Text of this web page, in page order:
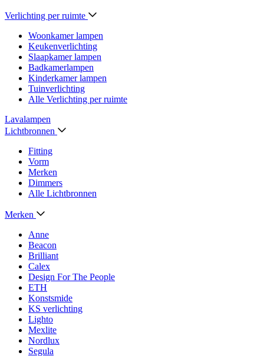
Verlichting per ruimte
Woonkamer lampen
Keukenverlichting
Slaapkamer lampen
Badkamerlampen
Kinderkamer lampen
Tuinverlichting
Alle Verlichting per ruimte
Lavalampen
Lichtbronnen
Fitting
Vorm
Merken
Dimmers
Alle Lichtbronnen
Merken
Anne
Beacon
Brilliant
Calex
Design For The People
ETH
Konstsmide
KS verlichting
Lighto
Mexlite
Nordlux
Segula